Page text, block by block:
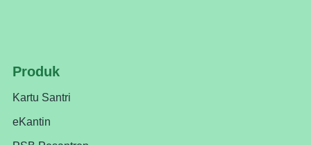
Produk
Kartu Santri
eKantin